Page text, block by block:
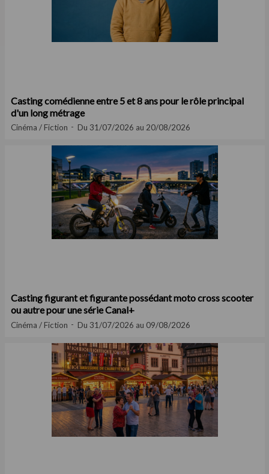
Casting comédienne entre 5 et 8 ans pour le rôle principal
d'un long métrage
Cinéma / Fiction Du 31/07/2026 au 20/08/2026
Casting figurant et figurante possédant moto cross scooter
ou autre pour une série Canal+
Cinéma / Fiction Du 31/07/2026 au 09/08/2026